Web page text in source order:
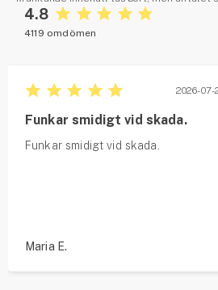
4.8
4119 omdömen
2026-07-
Funkar smidigt vid skada.
Funkar smidigt vid skada.
Maria E.